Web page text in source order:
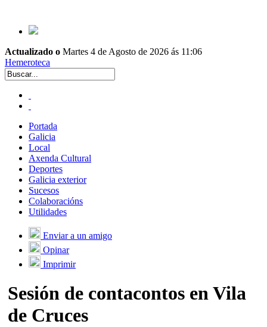
Actualizado o Martes 4 de Agosto de 2026 ás 11:06
Hemeroteca
Portada
Galicia
Local
Axenda Cultural
Deportes
Galicia exterior
Sucesos
Colaboracións
Utilidades
Enviar a un amigo
Opinar
Imprimir
Sesión de contacontos en Vila
de Cruces